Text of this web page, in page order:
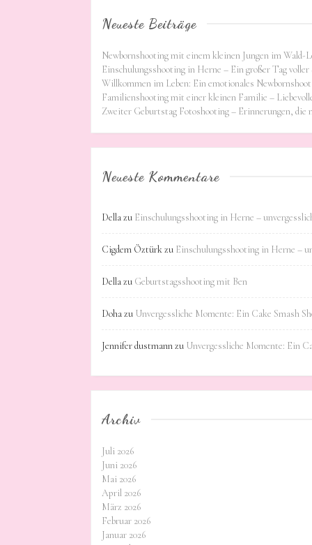
Neueste Beiträge
Newbornshooting mit einem kleinen Jungen im
Einschulungsshooting in Herne – Ein großer Tag voller
Willkommen im Leben: Ein emotionales
Familienshooting mit einer kleinen Familie –
Zweiter Geburtstag Fotoshooting – Erinnerungen, die
Neueste Kommentare
Dellazu Einschulungsshooting in Herne –
Cigdem Öztürkzu Einschulungsshooting in Herne –
Dellazu Geburtstagsshooting mit Ben
Dohazu Unvergessliche Momente: Ein Cake Smash
Jennifer dustmannzu Unvergessliche Momente: Ein
Archiv
Juli 2026
Juni 2026
Mai 2026
April 2026
März 2026
Februar 2026
Januar 2026